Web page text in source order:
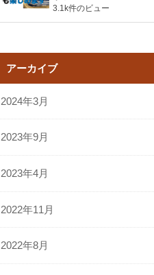
3.1k件のビュー
アーカイブ
2024年3月
2023年9月
2023年4月
2022年11月
2022年8月